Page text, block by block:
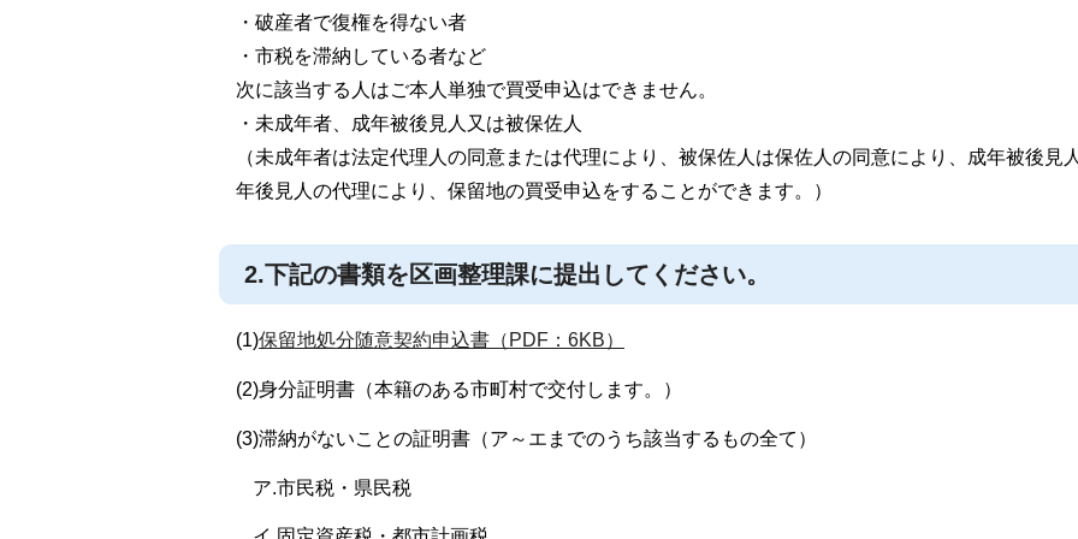
・破産者で復権を得ない者
・市税を滞納している者など
次に該当する人はご本人単独で買受申込はできません。
・未成年者、成年被後見人又は被保佐人
（未成年者は法定代理人の同意または代理により、被保佐人は保佐人の同意により、成年被後見
年後見人の代理により、保留地の買受申込をすることができます。）
2.下記の書類を区画整理課に提出してください。
(1)保留地処分随意契約申込書（PDF：6KB）
(2)身分証明書（本籍のある市町村で交付します。）
(3)滞納がないことの証明書（ア～エまでのうち該当するもの全て）
ア.市民税・県民税